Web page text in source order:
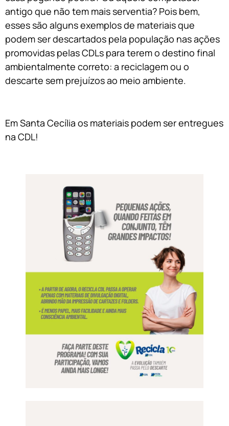
antigo que não tem mais serventia? Pois bem,
esses são alguns exemplos de materiais que
podem ser descartados pela população nas ações
promovidas pelas CDLs para terem o destino final
ambientalmente correto: a reciclagem ou o
descarte sem prejuízos ao meio ambiente.
Em Santa Cecília os materiais podem ser entregues
na CDL!